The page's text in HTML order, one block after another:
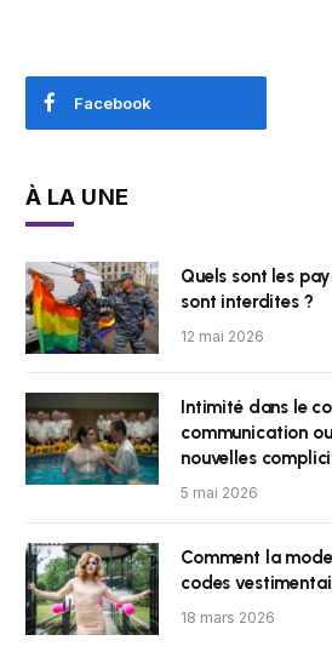
Facebook
À LA UNE
Quels sont les
sont interdites ?
12 mai 2026
Intimité dans le
communication
nouvelles
5 mai 2026
Comment la
codes
18 mars 2026